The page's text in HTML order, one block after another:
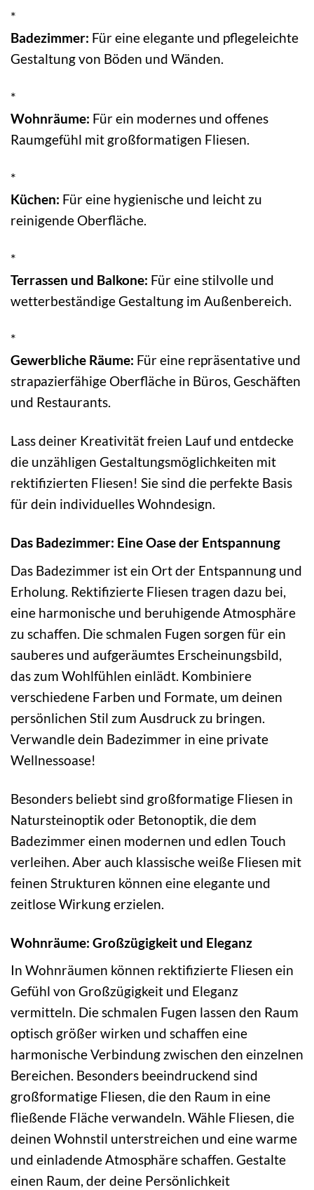
*
Badezimmer: Für eine elegante und pflegeleichte
Gestaltung von Böden und Wänden.
*
Wohnräume: Für ein modernes und offenes
Raumgefühl mit großformatigen Fliesen.
*
Küchen: Für eine hygienische und leicht zu
reinigende Oberfläche.
*
Terrassen und Balkone: Für eine stilvolle und
wetterbeständige Gestaltung im Außenbereich.
*
Gewerbliche Räume: Für eine repräsentative und
strapazierfähige Oberfläche in Büros, Geschäften
und Restaurants.
Lass deiner Kreativität freien Lauf und entdecke
die unzähligen Gestaltungsmöglichkeiten mit
rektifizierten Fliesen! Sie sind die perfekte Basis
für dein individuelles Wohndesign.
Das Badezimmer: Eine Oase der Entspannung
Das Badezimmer ist ein Ort der Entspannung und
Erholung. Rektifizierte Fliesen tragen dazu bei,
eine harmonische und beruhigende Atmosphäre
zu schaffen. Die schmalen Fugen sorgen für ein
sauberes und aufgeräumtes Erscheinungsbild,
das zum Wohlfühlen einlädt. Kombiniere
verschiedene Farben und Formate, um deinen
persönlichen Stil zum Ausdruck zu bringen.
Verwandle dein Badezimmer in eine private
Wellnessoase!
Besonders beliebt sind großformatige Fliesen in
Natursteinoptik oder Betonoptik, die dem
Badezimmer einen modernen und edlen Touch
verleihen. Aber auch klassische weiße Fliesen mit
feinen Strukturen können eine elegante und
zeitlose Wirkung erzielen.
Wohnräume: Großzügigkeit und Eleganz
In Wohnräumen können rektifizierte Fliesen ein
Gefühl von Großzügigkeit und Eleganz
vermitteln. Die schmalen Fugen lassen den Raum
optisch größer wirken und schaffen eine
harmonische Verbindung zwischen den einzelnen
Bereichen. Besonders beeindruckend sind
großformatige Fliesen, die den Raum in eine
fließende Fläche verwandeln. Wähle Fliesen, die
deinen Wohnstil unterstreichen und eine warme
und einladende Atmosphäre schaffen. Gestalte
einen Raum, der deine Persönlichkeit